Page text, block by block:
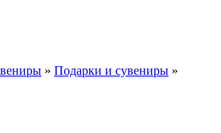
» Подарки и сувениры »